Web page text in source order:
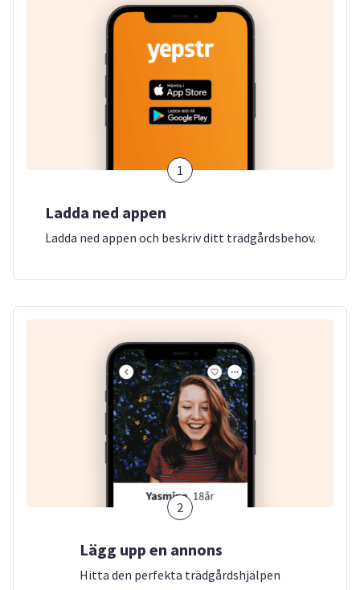
1
Ladda ned appen
Ladda ned appen och beskriv ditt trädgårdsbehov.
2
Lägg upp en annons
Hitta den perfekta trädgårdshjälpen